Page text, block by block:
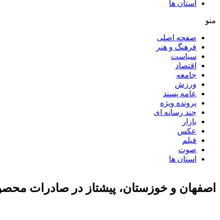
استان ها
منو
صفحه اصلی
فرهنگ و هنر
سیاست
اقتصاد
جامعه
ورزش
عامه پسند
پرونده ویژه
چند رسانه ای
بازار
عکس
فیلم
صوت
استان ها
اصفهان و خوزستان، پیشتاز در صادرات